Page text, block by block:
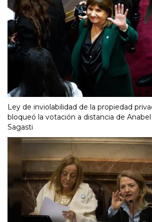
Ley de inviolabilidad de la propiedad
bloqueó la votación a distancia de
Sagasti